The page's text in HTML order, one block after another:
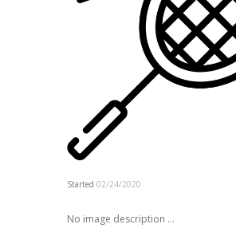
Started 02/24/2020
No image description ...